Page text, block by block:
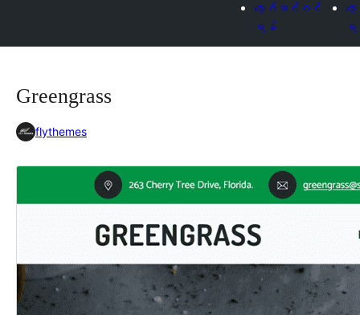
လော့ဂ်အင်ဝင်
ရန်
လ
Greengrass
flythemes